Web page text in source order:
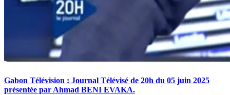
Gabon Télévision : Journal Télévisé de 20h du 05 juin 2025
présentée par Ahmad BENI EVAKA.